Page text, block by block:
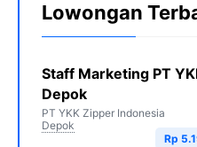
Lowongan
Staff Marketing PT
Depok
PT YKK Zipper Indonesia
Depok
Rp